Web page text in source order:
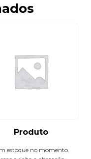
Produto
estoque no momento.